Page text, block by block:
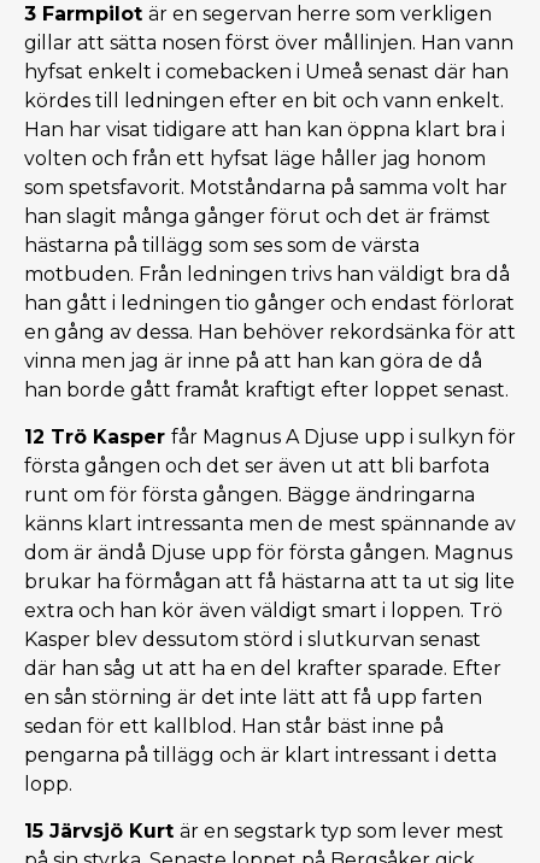
3 Farmpilot är en segervan herre som verkligen
gillar att sätta nosen först över mållinjen. Han vann
hyfsat enkelt i comebacken i Umeå senast där han
kördes till ledningen efter en bit och vann enkelt.
Han har visat tidigare att han kan öppna klart bra i
volten och från ett hyfsat läge håller jag honom
som spetsfavorit. Motståndarna på samma volt har
han slagit många gånger förut och det är främst
hästarna på tillägg som ses som de värsta
motbuden. Från ledningen trivs han väldigt bra då
han gått i ledningen tio gånger och endast förlorat
en gång av dessa. Han behöver rekordsänka för att
vinna men jag är inne på att han kan göra de då
han borde gått framåt kraftigt efter loppet senast.
12 Trö Kasper får Magnus A Djuse upp i sulkyn för
första gången och det ser även ut att bli barfota
runt om för första gången. Bägge ändringarna
känns klart intressanta men de mest spännande av
dom är ändå Djuse upp för första gången. Magnus
brukar ha förmågan att få hästarna att ta ut sig lite
extra och han kör även väldigt smart i loppen. Trö
Kasper blev dessutom störd i slutkurvan senast
där han såg ut att ha en del krafter sparade. Efter
en sån störning är det inte lätt att få upp farten
sedan för ett kallblod. Han står bäst inne på
pengarna på tillägg och är klart intressant i detta
lopp.
15 Järvsjö Kurt är en segstark typ som lever mest